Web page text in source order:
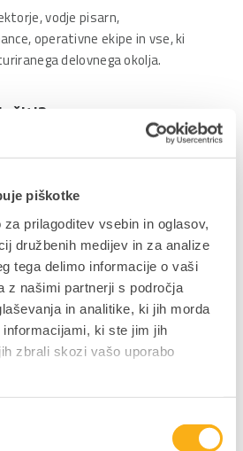
piškotke
prilagoditev vsebin in oglasov,
družbenih medijev in za analize
tega delimo informacije o vaši
z našimi partnerji s področja
in analitike, ki jih morda
ki ste jim jih
zbrali skozi vašo uporabo
vodje pisarn,
operativne ekipe in vse, ki
delovnega okolja.
dobili praktičen vpogled v to,
ter ustvarite bolj urejeno
izboljšati
zaposlenih ter uvesti prve
in brez velikih
SE ZDAJ